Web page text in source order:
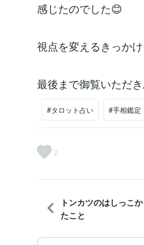
感じたのでした😊
視点を変えるきっか
最後まで御覧いただ
#タロット占い #手相鑑定
2
トンカツのはしっこ
たこと